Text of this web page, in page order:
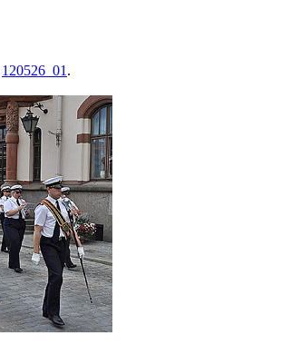
120526_01 .